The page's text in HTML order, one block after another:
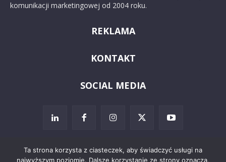
komunikacji marketingowej od 2004 roku.
REKLAMA
KONTAKT
SOCIAL MEDIA
Ta strona korzysta z ciasteczek, aby świadczyć usługi na
najwyższym poziomie. Dalsze korzystanie ze strony oznacza,